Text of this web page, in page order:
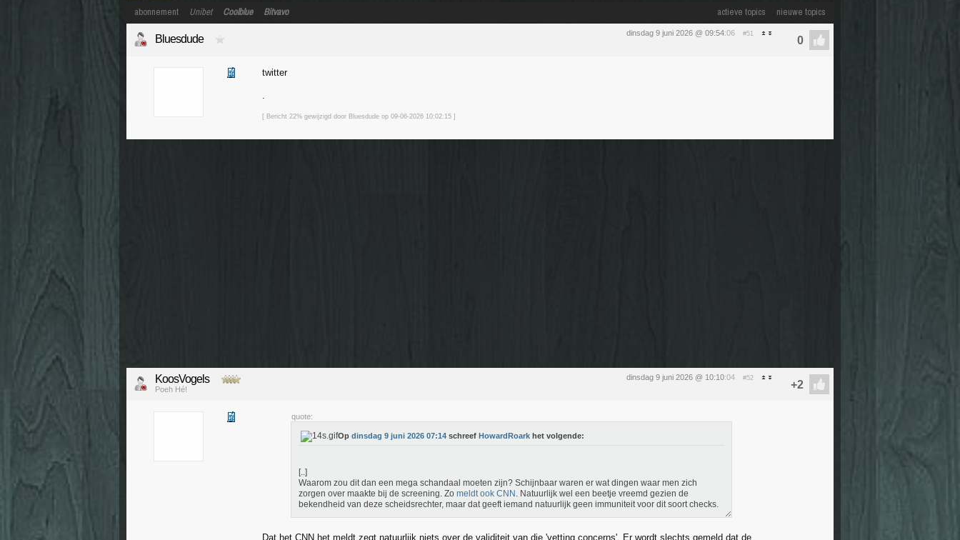
actieve topics nieuwe topics
abonnement Unibet Coolblue Bitvavo
dinsdag 9 juni 2026 @ 09:54:06 #51
Bluesdude
twitter
.
[ Bericht 22% gewijzigd door Bluesdude op 09-06-2026 10:02:15 ]
dinsdag 9 juni 2026 @ 10:10:04 #52
KoosVogels
Poeh Hé!
quote:
Op dinsdag 9 juni 2026 07:14 schreef HowardRoark het volgende:
[..]
Waarom zou dit dan een mega schandaal moeten zijn? Schijnbaar waren er wat dingen waar men zich
zorgen over maakte bij de screening. Zo meldt ook CNN . Natuurlijk wel een beetje vreemd gezien de
bekendheid van deze scheidsrechter, maar dat geeft iemand natuurlijk geen immuniteit voor dit soort checks.
Dat het CNN het meldt zegt natuurlijk niets over de validiteit van die 'vetting concerns'. Er wordt slechts gemeld dat de